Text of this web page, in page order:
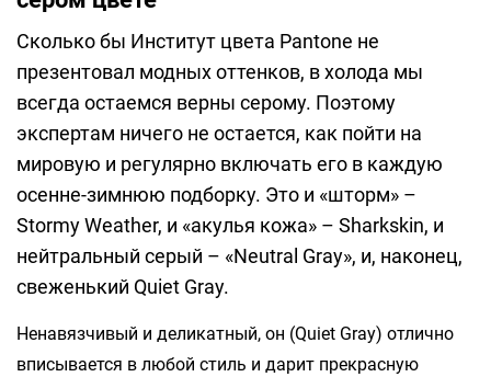
Сколько бы Институт цвета Pantone не
презентовал модных оттенков, в холода мы
всегда остаемся верны серому. Поэтому
экспертам ничего не остается, как пойти на
мировую и регулярно включать его в каждую
осенне-зимнюю подборку. Это и «шторм» –
Stormy Weather, и «акулья кожа» – Sharkskin, и
нейтральный серый – «Neutral Gray», и, наконец,
свеженький Quiet Gray.
Ненавязчивый и деликатный, он (Quiet Gray) отлично
вписывается в любой стиль и дарит прекрасную